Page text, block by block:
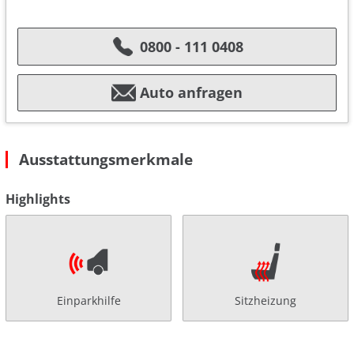
0800 - 111 0408
Auto anfragen
Ausstattungsmerkmale
Highlights
Einparkhilfe Sitzheizung